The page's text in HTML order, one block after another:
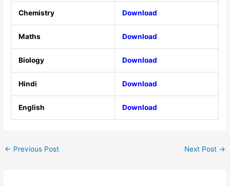
Chemistry Download
Maths Download
Biology Download
Hindi Download
English Download
← Previous Post Next Post →